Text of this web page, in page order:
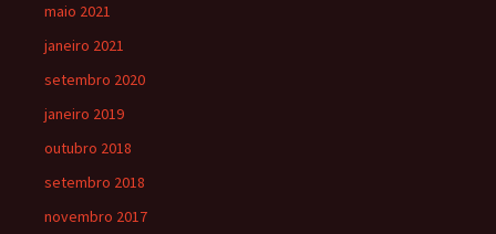
maio 2021
janeiro 2021
setembro 2020
janeiro 2019
outubro 2018
setembro 2018
novembro 2017